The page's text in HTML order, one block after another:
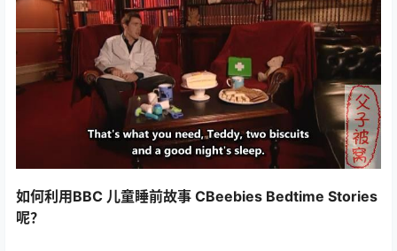
如何利用BBC 儿童睡前故事 CBeebies Bedtime Stories
呢？